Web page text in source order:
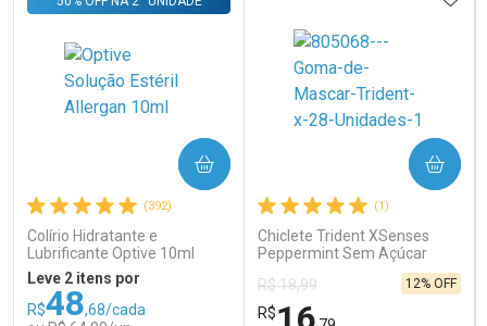
Comprar sem Desconto
Por R$ 29,30/cada
Comprar sem Desconto
Por R$ 29,30/cada
(392)
Colírio Hidratante e
Lubrificante Optive 10ml
Leve 2 itens por
R$48,68/cada
COMPRAR
(1)
Chiclete Trident XSenses
Peppermint Sem Açúcar
R$ 18,99
R$
12% OFF
COMPRAR